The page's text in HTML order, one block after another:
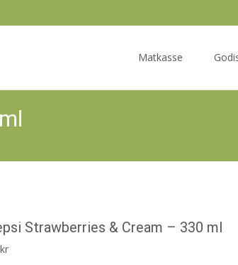
Matkasse
Strawberries & Cream – 330 ml
kr